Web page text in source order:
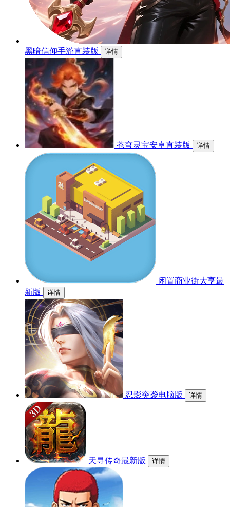
黑暗信仰手游直装版 详情
苍穹灵宝安卓直装版 详情
闲置商业街大亨最
新版
详情
忍影突袭电脑版 详情
天寻传奇最新版 详情